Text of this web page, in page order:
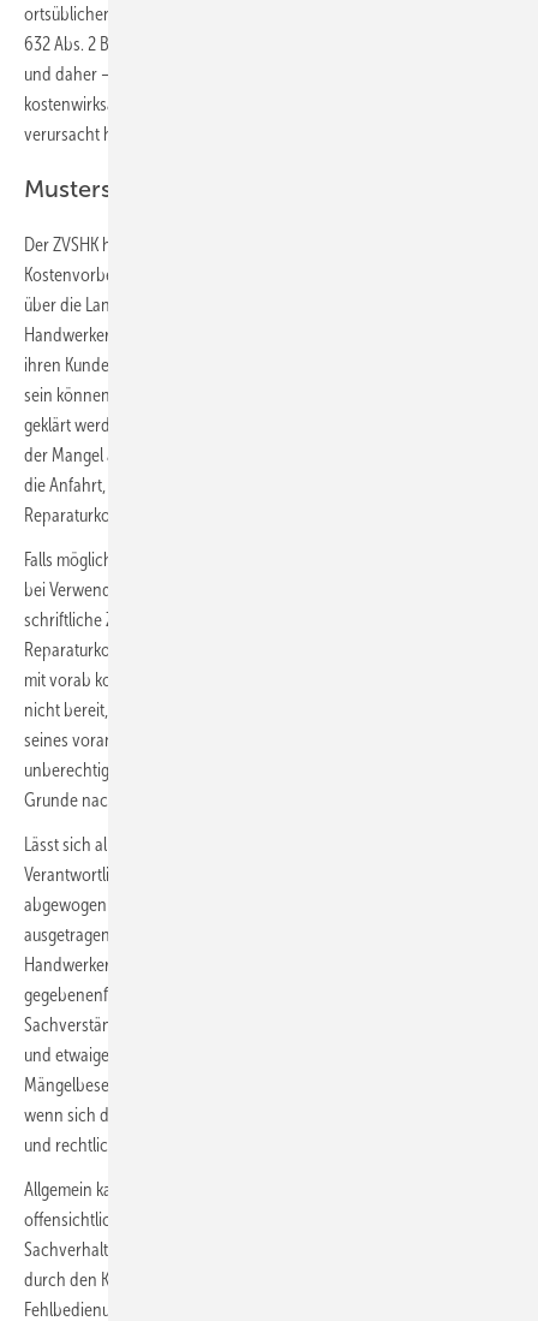
ortsüblichen betriebswirtschaftlichen Kostenansätzen bezahlen (§
632 Abs. 2 BGB), weil er die betreffende Mängelrüge ausgesprochen
und daher – bei einem nicht vorliegenden Mangel – die
kostenwirksame Tätigkeit des Handwerkers dennoch schuldhaft
verursacht hat.
Musterschreiben mit ­Kostenvorbehalt
Der ZVSHK hat für Innungsmitglieder ein Musterschreiben mit
Kostenvorbehalt bei unberechtigten Mängelrügen entworfen, das
über die Landesinnungsverbände erhältlich ist. Damit können
Handwerker höflich, aber bestimmt und rechtssicher gegenüber
ihren Kunden darauf hinweisen, dass Mängelrügen zwar begründet
sein können und dies bei einem Vor-Ort-Termin beim Kunden gerne
geklärt werden kann. Erweist sich jedoch dann vor Ort beim Kunden
der Mangel als nachweisbar unbegründet, kann der Handwerker auch
die Anfahrt, den Fehlersuchaufwand sowie die notwendigen
Reparaturkosten abrechnen.
Falls möglich, sollte die erforderliche Reparatur beim Kunden – auch
bei Verwendung dieses Schreibens – bestenfalls nur gegen
schriftliche Zusage der Kostenübernahme aller anfallenden
Reparaturkosten angeboten werden, am besten – sofern möglich –
mit vorab konkret bezifferten Reparaturkosten. Ist der Kunde hierzu
nicht bereit, kann sich der Handwerker zumindest auf den Inhalt
seines vorangegangenen Musterschreibens mit Kostenvorbehalt bei
unberechtigten Mängelrügen berufen, das dem Handwerker dem
Grunde nach gesetzliche Erstattungsansprüche zubilligt.
Lässt sich allerdings vom Handwerker vor Ort beim Kunden die
Verantwortlichkeit und Verursachung des Mangels nicht klären, muss
abgewogen werden, ob die Angelegenheit weiterhin streitig
ausgetragen werden soll oder nicht. Weigert sich nämlich der
Handwerker, einen gerügten Mangel zu beseitigen, müssen später
gegebenenfalls auch Kosten zur Erstellung eines
Sachverständigengutachtens, der Einschaltung eines Rechtsanwaltes
und etwaige Gerichtskosten sowie etwaige Mehrkosten zur
Mängelbeseitigung durch einen Drittunternehmer ersetzt werden,
wenn sich die Mängelbehauptung des Kunden doch in technischer
und rechtlicher Hinsicht als begründet erweisen sollte.
Allgemein kann hierzu nur der Ratschlag erteilt werden, dass nur bei
offensichtlich nachweisbar verjährten Mängelrügen und bei
Sachverhalten, bei denen die Verantwortlichkeit und Verursachung
durch den Kunden (zum Beispiel bei Sabotage oder offensichtlicher
Fehlbedienung durch den Kunden, offensichtlichem Verschleiß,